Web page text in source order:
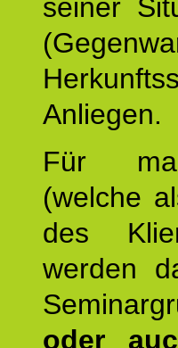
seiner
Anliegen.
Für
(welche
des
werden
oder